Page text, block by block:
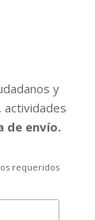
y
actividades
de envío.
requeridos